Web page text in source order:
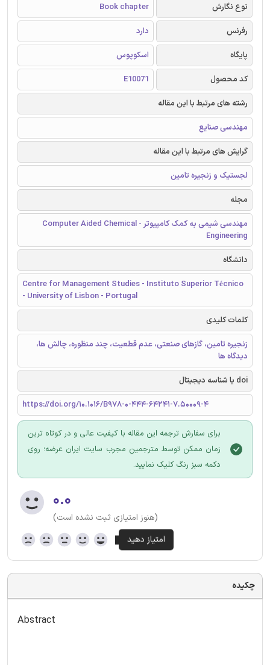
نوع نگارش
Book chapter
رفرنس
دارد
پایگاه
اسکوپوس
کد محصول
E10071
رشته های مرتبط با این مقاله
مهندسی صنایع
گرایش های مرتبط با این مقاله
لجستیک و زنجیره تامین
مجله
مهندسی شیمی به کمک کامپیوتر - Computer Aided Chemical
Engineering
دانشگاه
Centre for Management Studies - Instituto Superior Técnico
- University of Lisbon - Portugal
کلمات کلیدی
زنجیره تامین، گازهای صنعتی، عدم قطعیت، چند منظوره، چالش ها،
دیدگاه ها
doi یا شناسه دیجیتال
https://doi.org/10.1016/B978-0-444-64241-7.50009-4
برای سفارش ترجمه این مقاله با کیفیت عالی و در کوتاه ترین
زمان ممکن توسط مترجمین مجرب سایت ایران عرضه؛ روی
دکمه سبز رنگ کلیک نمایید.
۰.۰
(هنوز امتیازی ثبت نشده است)
چکیده
Abstract